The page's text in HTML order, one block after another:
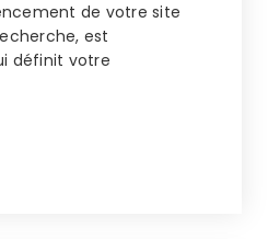
de votre site
est
définit votre